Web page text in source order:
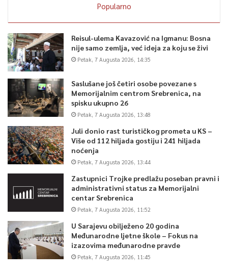
Popularno
Reisul-ulema Kavazović na Igmanu: Bosna
nije samo zemlja, već ideja za koju se živi
Petak, 7 Augusta 2026, 14:35
Saslušane još četiri osobe povezane s
Memorijalnim centrom Srebrenica, na
spisku ukupno 26
Petak, 7 Augusta 2026, 13:48
Juli donio rast turističkog prometa u KS –
Više od 112 hiljada gostiju i 241 hiljada
noćenja
Petak, 7 Augusta 2026, 13:44
Zastupnici Trojke predlažu poseban pravni i
administrativni status za Memorijalni
centar Srebrenica
Petak, 7 Augusta 2026, 11:52
U Sarajevu obilježeno 20 godina
Međunarodne ljetne škole – Fokus na
izazovima međunarodne pravde
Petak, 7 Augusta 2026, 11:45